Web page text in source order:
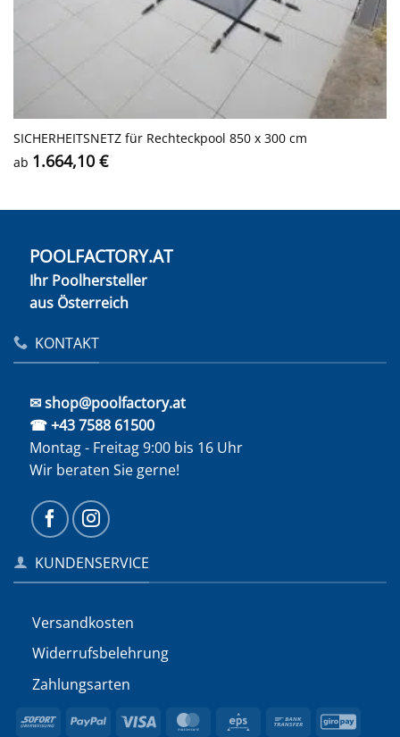
SICHERHEITS­NETZ für Rechteckpool 850 x 300 cm
ab 1.664,10 €
POOLFACTORY.AT
Ihr Poolhersteller
aus Österreich
KONTAKT
✉ shop@poolfactory.at
☎ +43 7588 61500
Montag - Freitag 9:00 bis 16 Uhr
Wir beraten Sie gerne!
KUNDENSERVICE
Versandkosten
Widerrufs­belehrung
Zahlungsarten
Sofort PayPal Visa MasterCard
Eps
Bank